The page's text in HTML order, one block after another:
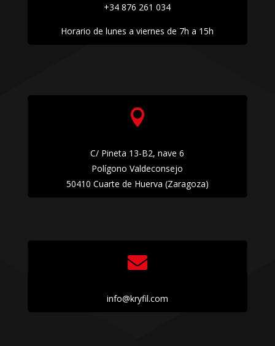
+34 876 261 034
Horario de lunes a viernes de 7h a 15h

C/ Pineta 13-B2, nave 6
Polígono Valdeconsejo
50410 Cuarte de Huerva (Zaragoza)

info@kryfil.com